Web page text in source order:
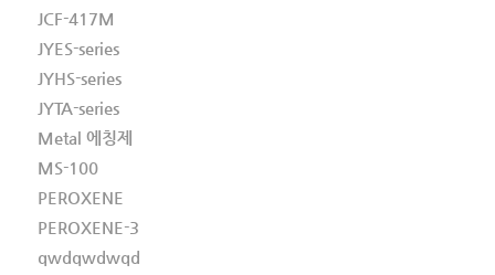
JCF-417M
JYES-series
JYHS-series
JYTA-series
Metal 에칭제
MS-100
PEROXENE
PEROXENE-3
qwdqwdwqd